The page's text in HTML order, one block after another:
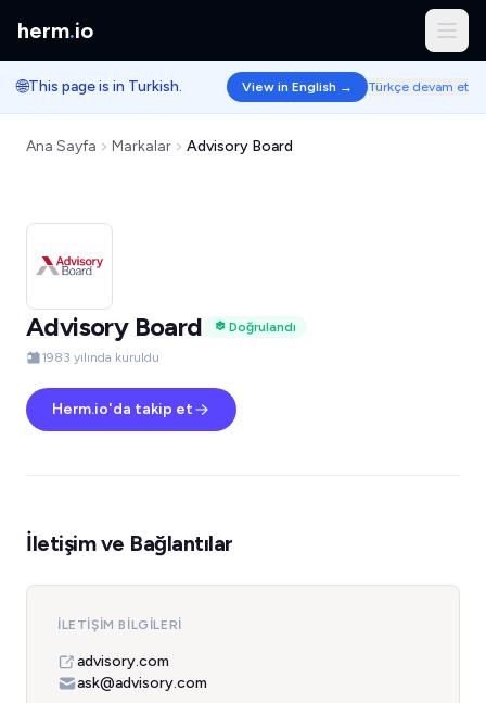
herm.io
🌐This page is in Turkish. View in English → Türkçe devam et
Ana Sayfa Markalar Advisory Board
Advisory Board
Doğrulandı
1983 yılında kuruldu
Herm.io'da takip et
İletişim ve Bağlantılar
İLETIŞIM BILGILERI
advisory.com
ask@advisory.com